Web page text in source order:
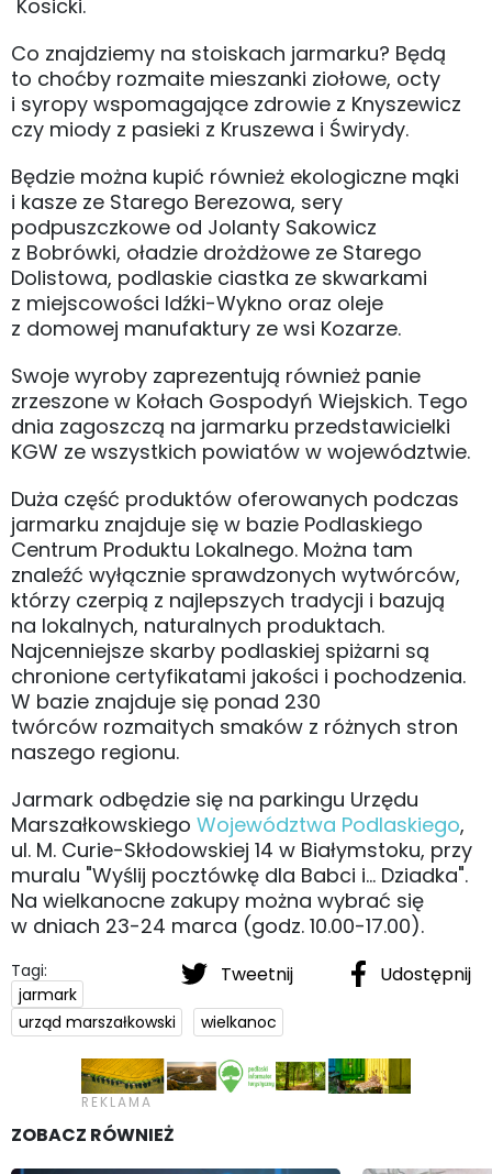
Co znajdziemy na stoiskach jarmarku? Będą
to choćby rozmaite mieszanki ziołowe, octy
i syropy wspomagające zdrowie z Knyszewicz
czy miody z pasieki z Kruszewa i Świrydy.
Będzie można kupić również ekologiczne mąki
i kasze ze Starego Berezowa, sery
podpuszczkowe od Jolanty Sakowicz
z Bobrówki, oładzie drożdżowe ze Starego
Dolistowa, podlaskie ciastka ze skwarkami
z miejscowości Idźki-Wykno oraz oleje
z domowej manufaktury ze wsi Kozarze.
Swoje wyroby zaprezentują również panie
zrzeszone w Kołach Gospodyń Wiejskich. Tego
dnia zagoszczą na jarmarku przedstawicielki
KGW ze wszystkich powiatów w województwie.
Duża część produktów oferowanych podczas
jarmarku znajduje się w bazie Podlaskiego
Centrum Produktu Lokalnego. Można tam
znaleźć wyłącznie sprawdzonych wytwórców,
którzy czerpią z najlepszych tradycji i bazują
na lokalnych, naturalnych produktach.
Najcenniejsze skarby podlaskiej spiżarni są
chronione certyfikatami jakości i pochodzenia.
W bazie znajduje się ponad 230
twórców rozmaitych smaków z różnych stron
naszego regionu.
Jarmark odbędzie się na parkingu Urzędu
Marszałkowskiego Województwa Podlaskiego,
ul. M. Curie-Skłodowskiej 14 w Białymstoku, przy
muralu "Wyślij pocztówkę dla Babci i... Dziadka".
Na wielkanocne zakupy można wybrać się
w dniach 23-24 marca (godz. 10.00-17.00).
Tweetnij Udostępnij
Tagi:
jarmark
urząd marszałkowski
wielkanoc
ZOBACZ RÓWNIEŻ